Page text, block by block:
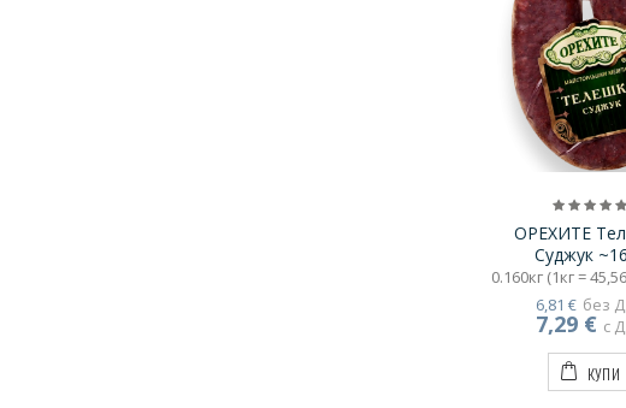
ОРЕХИТЕ
Суджук
0.160кг (1кг =
без
6,81 €
с
7,29 €
КУПИ